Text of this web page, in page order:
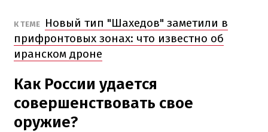
К ТЕМЕ
Новый тип "Шахедов" заметили в
прифронтовых зонах: что известно об
иранском дроне
Как России удается
совершенствовать свое
оружие?